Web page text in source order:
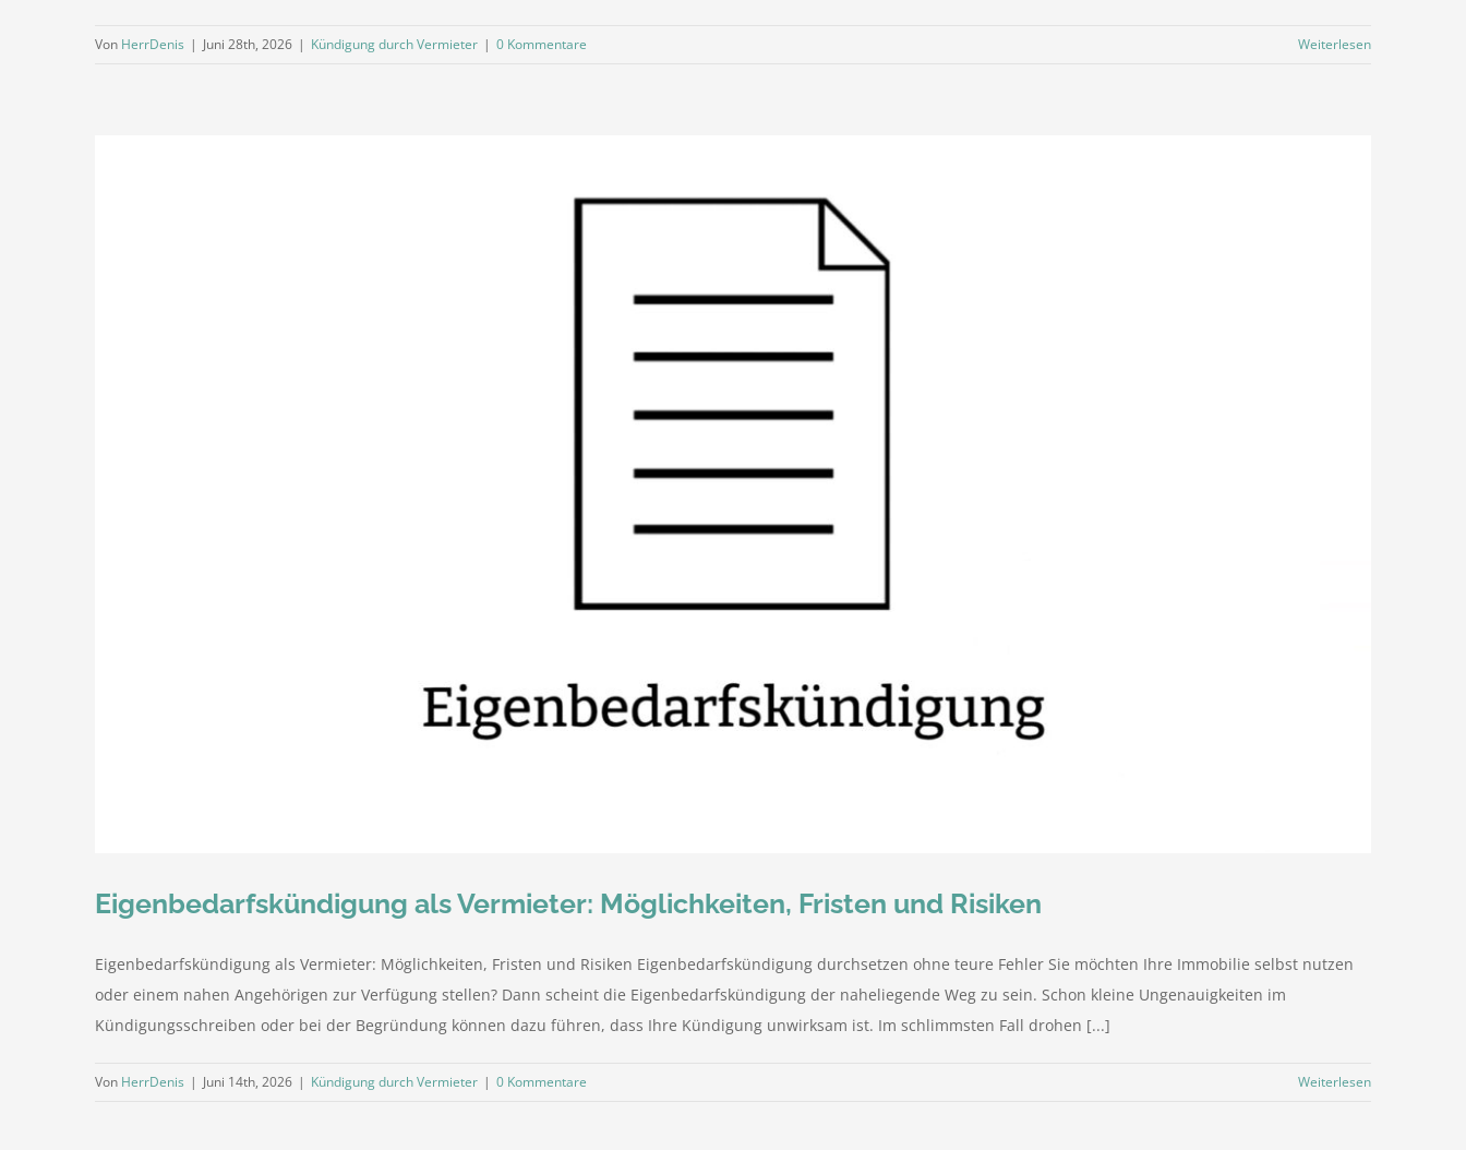
Von HerrDenis | Juni 28th, 2026 | Kündigung durch Vermieter | 0 Kommentare Weiterlesen
Eigenbedarfskündigung als Vermieter: Möglichkeiten, Fristen und Risiken
Eigenbedarfskündigung als Vermieter: Möglichkeiten, Fristen und Risiken Eigenbedarfskündigung durchsetzen ohne teure Fehler Sie möchten Ihre Immobilie selbst nutzen
oder einem nahen Angehörigen zur Verfügung stellen? Dann scheint die Eigenbedarfskündigung der naheliegende Weg zu sein. Schon kleine Ungenauigkeiten im
Kündigungsschreiben oder bei der Begründung können dazu führen, dass Ihre Kündigung unwirksam ist. Im schlimmsten Fall drohen [...]
Von HerrDenis | Juni 14th, 2026 | Kündigung durch Vermieter | 0 Kommentare Weiterlesen